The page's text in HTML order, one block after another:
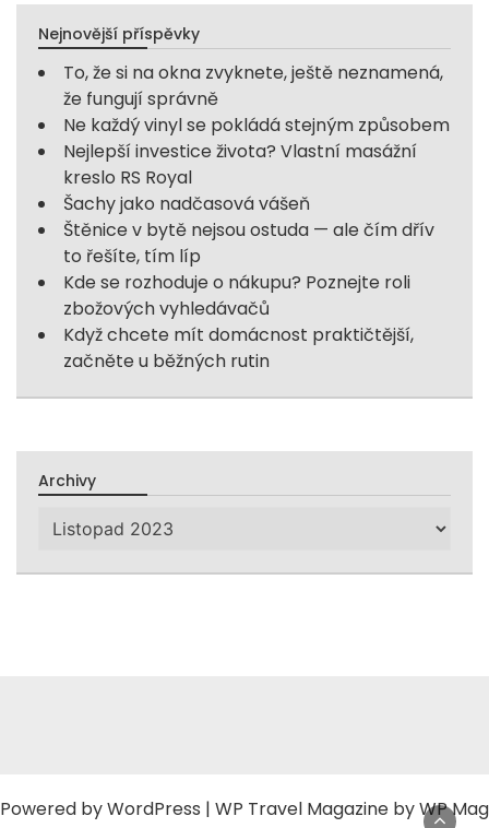
Nejnovější příspěvky
To, že si na okna zvyknete, ještě neznamená,
že fungují správně
Ne každý vinyl se pokládá stejným způsobem
Nejlepší investice života? Vlastní masážní
kreslo RS Royal
Šachy jako nadčasová vášeň
Štěnice v bytě nejsou ostuda — ale čím dřív
to řešíte, tím líp
Kde se rozhoduje o nákupu? Poznejte roli
zbožových vyhledávačů
Když chcete mít domácnost praktičtější,
začněte u běžných rutin
Archivy
Archivy
Powered byWordPress | WP Travel Magazine by WP Mag